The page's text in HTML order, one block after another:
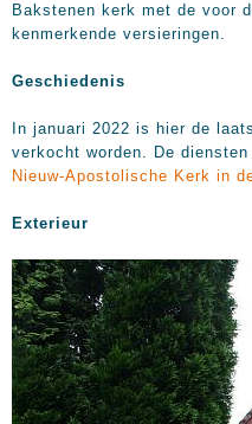
Bakstenen kerk met de voor
kenmerkende versieringen.
Geschiedenis
In januari 2022 is hier de
verkocht worden. De
Nieuw-Apostolische Kerk in
Exterieur